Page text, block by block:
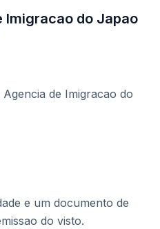
Imigracao do Japao
de Imigracao do
e um documento de
do visto.